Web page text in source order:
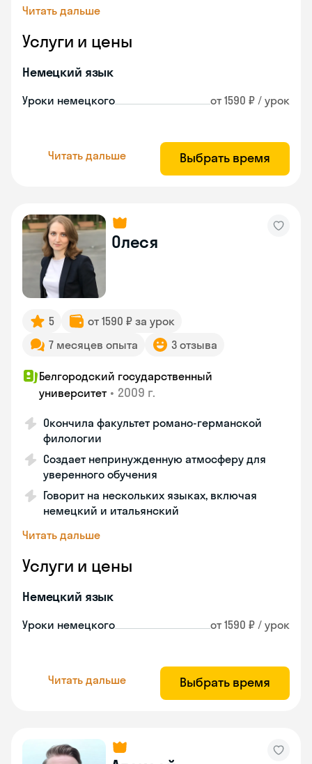
Читать дальше
Услуги и цены
Немецкий язык
Уроки немецкого от 1590 ₽ / урок
Читать дальше Выбрать время
Олеся
5
от 1590 ₽ за урок
7 месяцев опыта
3 отзыва
Белгородский государственный
университет • 2009 г.
Окончила факультет романо-германской
филологии
Создает непринужденную атмосферу для
уверенного обучения
Говорит на нескольких языках, включая
немецкий и итальянский
Читать дальше
Услуги и цены
Немецкий язык
Уроки немецкого от 1590 ₽ / урок
Читать дальше Выбрать время